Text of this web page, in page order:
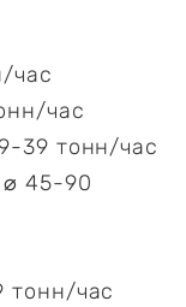
час
час
39 тонн/час
⌀ 45-90
тонн/час